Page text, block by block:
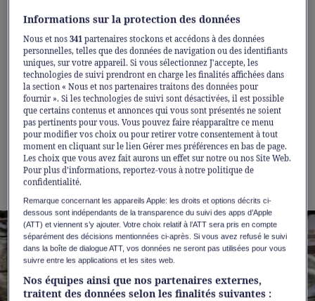
flamboyant du soleil couchant sur Capri, le
jaune des citrons mûrs. La couleur est
l’incarnation de la dolce vita et de
l’optimisme. Le tempérament et le
caractère de l’Italie se retrouvent aussi
dans le design italien exclusif. Et par
exemple aussi dans la marque automobile
qui représente l’Italie comme nulle autre:
Fiat.
Informations sur la protection des données
Nous et nos341 partenaires stockons et accédons à des données
personnelles, telles que des données de navigation ou des identifiants
uniques, sur votre appareil. Si vous sélectionnez J'accepte, les
technologies de suivi prendront en charge les finalités affichées dans
la section « Nous et nos partenaires traitons des données pour
fournir ». Si les technologies de suivi sont désactivées, il est possible
que certains contenus et annonces qui vous sont présentés ne soient
pas pertinents pour vous. Vous pouvez faire réapparaître ce menu
pour modifier vos choix ou pour retirer votre consentement à tout
moment en cliquant sur le lien Gérer mes préférences en bas de page.
Les choix que vous avez fait aurons un effet sur notre ou nos Site Web.
Pour plus d’informations, reportez-vous à notre politique de
confidentialité.
Remarque concernant les appareils Apple: les droits et options décrits ci-
dessous sont indépendants de la transparence du suivi des apps d’Apple
(ATT) et viennent s’y ajouter. Votre choix relatif à l’ATT sera pris en compte
séparément des décisions mentionnées ci-après. Si vous avez refusé le suivi
dans la boîte de dialogue ATT, vos données ne seront pas utilisées pour vous
suivre entre les applications et les sites web.
Nos équipes ainsi que nos partenaires externes,
traitent des données selon les finalités suivantes :